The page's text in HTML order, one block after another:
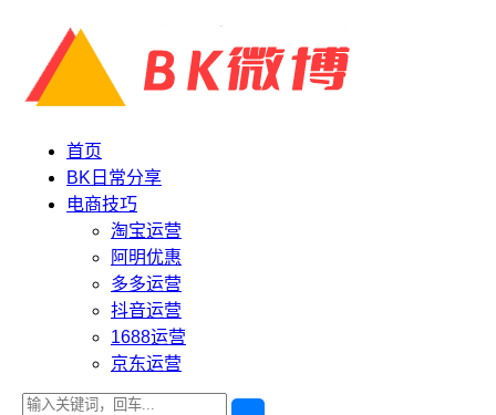
首页
BK日常分享
电商技巧
淘宝运营
阿明优惠
多多运营
抖音运营
1688运营
京东运营